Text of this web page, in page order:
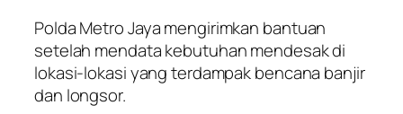
Polda Metro Jaya mengirimkan bantuan
setelah mendata kebutuhan mendesak di
lokasi-lokasi yang terdampak bencana banjir
dan longsor.